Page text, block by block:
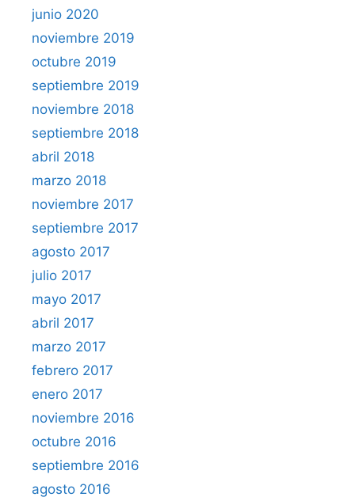
junio 2020
noviembre 2019
octubre 2019
septiembre 2019
noviembre 2018
septiembre 2018
abril 2018
marzo 2018
noviembre 2017
septiembre 2017
agosto 2017
julio 2017
mayo 2017
abril 2017
marzo 2017
febrero 2017
enero 2017
noviembre 2016
octubre 2016
septiembre 2016
agosto 2016